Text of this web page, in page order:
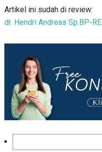
Artikel ini sudah di review:
dr. Hendri Andreas Sp.BP-RE